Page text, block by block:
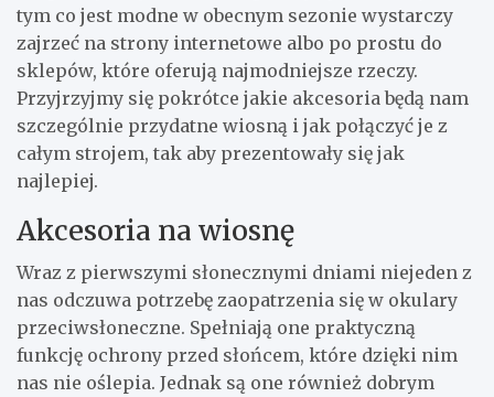
tym co jest modne w obecnym sezonie wystarczy
zajrzeć na strony internetowe albo po prostu do
sklepów, które oferują najmodniejsze rzeczy.
Przyjrzyjmy się pokrótce jakie akcesoria będą nam
szczególnie przydatne wiosną i jak połączyć je z
całym strojem, tak aby prezentowały się jak
najlepiej.
Akcesoria na wiosnę
Wraz z pierwszymi słonecznymi dniami niejeden z
nas odczuwa potrzebę zaopatrzenia się w okulary
przeciwsłoneczne. Spełniają one praktyczną
funkcję ochrony przed słońcem, które dzięki nim
nas nie oślepia. Jednak są one również dobrym